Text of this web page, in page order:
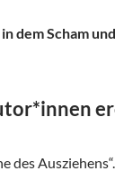
dem Scham
des